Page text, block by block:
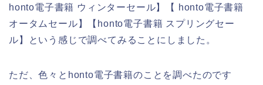
honto電子書籍 ウィンターセール】【 honto電子書籍
オータムセール】【honto電子書籍 スプリングセー
ル】という感じで調べてみることにしました。
ただ、色々とhonto電子書籍のことを調べたのです